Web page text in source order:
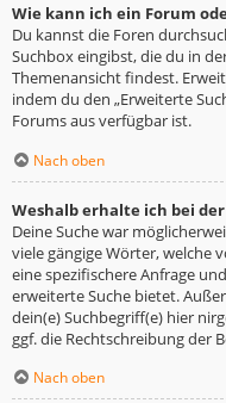
Wie kann ich ein Forum
Du kannst die Foren
Suchbox eingibst, die du in
Themenansicht findest.
indem du den „Erweiterte
Forums aus verfügbar ist.
Nach oben
Weshalb erhalte ich bei
Deine Suche war
viele gängige Wörter, welche
eine spezifischere Anfrage
erweiterte Suche bietet.
dein(e) Suchbegriff(e) hier
ggf. die Rechtschreibung der
Nach oben